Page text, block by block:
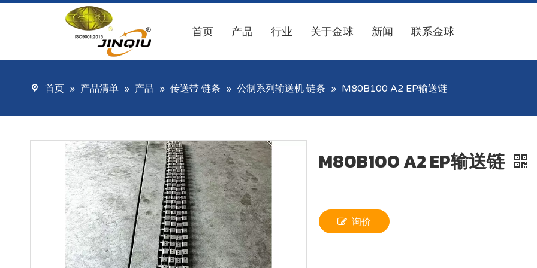
首页 产品 行业 关于金球 新闻 联系金球
首页 » 产品清单 » 产品 » 传送带 链条 » 公制系列输送机 链条 » M80B100 A2 EP输送链
M80B100 A2 EP输送链
询价